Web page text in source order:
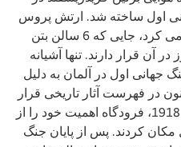
اول ساخته شد. ارتش پروس
این سایت 150 هکتاری را اداره می کرد، جایی که 6 سالن بتن
آن قرار دارند. تنها آشیانه
جهانی اول در آلمان به دلیل
در فهرست آثار تاریخی قرار
دارند. پس از پایان جنگ در سال 1918، فرودگاه اهمیت خود را از
کردند. پس از پایان جنگ